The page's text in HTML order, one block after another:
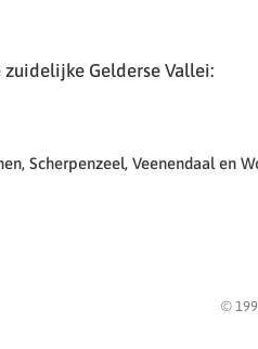
Gelderse Vallei:
Scherpenzeel, Veenendaal en
©